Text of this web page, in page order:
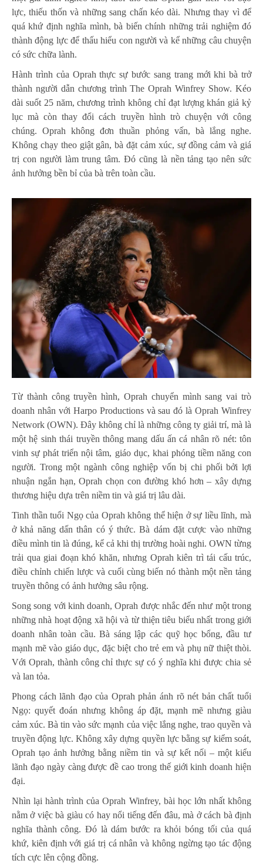
lực, thiếu thốn và những sang chấn kéo dài. Nhưng thay vì để
quá khứ định nghĩa mình, bà biến chính những trải nghiệm đó
thành động lực để thấu hiểu con người và kể những câu chuyện
có sức chữa lành.
Hành trình của Oprah thực sự bước sang trang mới khi bà trở
thành người dẫn chương trình The Oprah Winfrey Show. Kéo
dài suốt 25 năm, chương trình không chỉ đạt lượng khán giả kỷ
lục mà còn thay đổi cách truyền hình trò chuyện với công
chúng. Oprah không đơn thuần phỏng vấn, bà lắng nghe.
Không chạy theo giật gân, bà đặt cảm xúc, sự đồng cảm và giá
trị con người làm trung tâm. Đó cũng là nền tảng tạo nên sức
ảnh hưởng bền bỉ của bà trên toàn cầu.
Từ thành công truyền hình, Oprah chuyển mình sang vai trò
doanh nhân với Harpo Productions và sau đó là Oprah Winfrey
Network (OWN). Đây không chỉ là những công ty giải trí, mà là
một hệ sinh thái truyền thông mang dấu ấn cá nhân rõ nét: tôn
vinh sự phát triển nội tâm, giáo dục, khai phóng tiềm năng con
người. Trong một ngành công nghiệp vốn bị chi phối bởi lợi
nhuận ngắn hạn, Oprah chọn con đường khó hơn – xây dựng
thương hiệu dựa trên niềm tin và giá trị lâu dài.
Tinh thần tuổi Ngọ của Oprah không thể hiện ở sự liều lĩnh, mà
ở khả năng dấn thân có ý thức. Bà dám đặt cược vào những
điều mình tin là đúng, kể cả khi thị trường hoài nghi. OWN từng
trải qua giai đoạn khó khăn, nhưng Oprah kiên trì tái cấu trúc,
điều chỉnh chiến lược và cuối cùng biến nó thành một nền tảng
truyền thông có ảnh hưởng sâu rộng.
Song song với kinh doanh, Oprah được nhắc đến như một trong
những nhà hoạt động xã hội và từ thiện tiêu biểu nhất trong giới
doanh nhân toàn cầu. Bà sáng lập các quỹ học bổng, đầu tư
mạnh mẽ vào giáo dục, đặc biệt cho trẻ em và phụ nữ thiệt thòi.
Với Oprah, thành công chỉ thực sự có ý nghĩa khi được chia sẻ
và lan tỏa.
Phong cách lãnh đạo của Oprah phản ánh rõ nét bản chất tuổi
Ngọ: quyết đoán nhưng không áp đặt, mạnh mẽ nhưng giàu
cảm xúc. Bà tin vào sức mạnh của việc lắng nghe, trao quyền và
truyền động lực. Không xây dựng quyền lực bằng sự kiểm soát,
Oprah tạo ảnh hưởng bằng niềm tin và sự kết nối – một kiểu
lãnh đạo ngày càng được đề cao trong thế giới kinh doanh hiện
đại.
Nhìn lại hành trình của Oprah Winfrey, bài học lớn nhất không
nằm ở việc bà giàu có hay nổi tiếng đến đâu, mà ở cách bà định
nghĩa thành công. Đó là dám bước ra khỏi bóng tối của quá
khứ, kiên định với giá trị cá nhân và không ngừng tạo tác động
tích cực lên cộng đồng.